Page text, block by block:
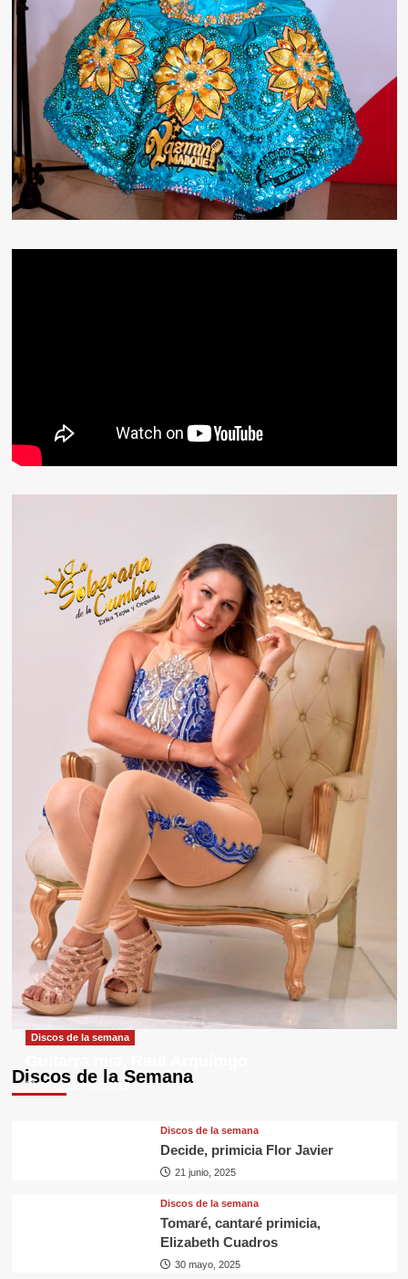
Discos de la Semana
Discos de la semana
29 septiembre, 2025
Discos de la semana
Decide, primicia Flor Javier
21 junio, 2025
Discos de la semana
Tomaré, cantaré primicia,
Elizabeth Cuadros
30 mayo, 2025